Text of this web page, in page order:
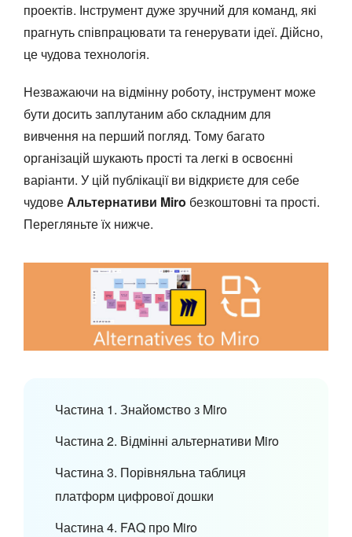
проектів. Інструмент дуже зручний для команд, які
прагнуть співпрацювати та генерувати ідеї. Дійсно,
це чудова технологія.
Незважаючи на відмінну роботу, інструмент може
бути досить заплутаним або складним для
вивчення на перший погляд. Тому багато
організацій шукають прості та легкі в освоєнні
варіанти. У цій публікації ви відкриєте для себе
чудовеАльтернативи Miro безкоштовні та прості.
Перегляньте їх нижче.
Частина 1. Знайомство з Miro
Частина 2. Відмінні альтернативи Miro
Частина 3. Порівняльна таблиця
платформ цифрової дошки
Частина 4. FAQ про Miro